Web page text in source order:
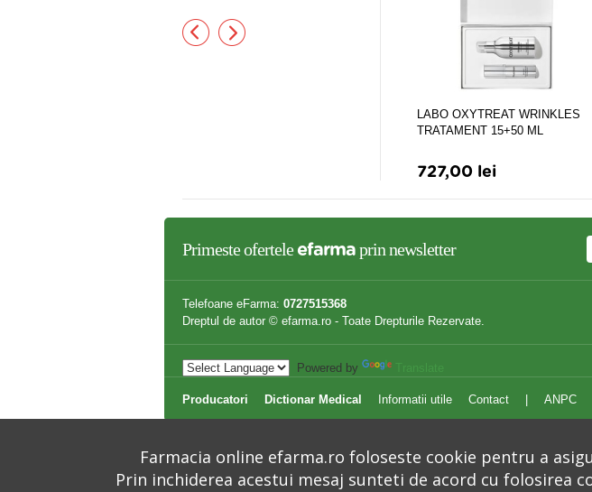
LABO OXYTREAT WRINKLES
TRATAMENT 15+50 ML
727,00 lei
Primeste ofertele efarma prin newsletter
Telefoane eFarma: 0727515368
Dreptul de autor © efarma.ro - Toate Drepturile Rezervate.
Powered by
Producatori Dictionar Medical Informatii utile Contact ANPC
Farmacia online efarma.ro foloseste cookie pentru a
Prin inchiderea acestui mesaj sunteti de acord cu folosirea